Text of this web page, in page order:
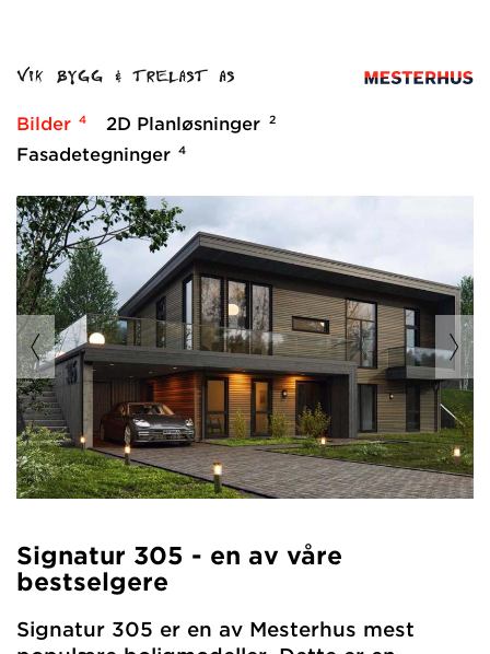
Bilder 4 2D Planløsninger 2
Fasadetegninger 4
Signatur 305 - en av våre
bestselgere
Signatur 305 er en av Mesterhus mest